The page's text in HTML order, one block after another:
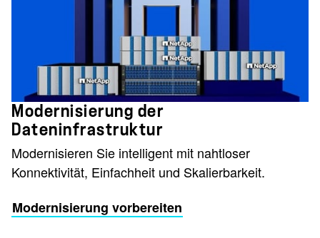
Modernisierung der
Dateninfrastruktur
Modernisieren Sie intelligent mit nahtloser
Konnektivität, Einfachheit und Skalierbarkeit.
Modernisierung vorbereiten